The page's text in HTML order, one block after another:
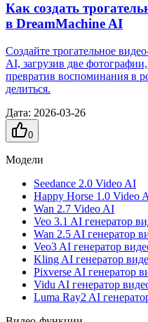
Как создать
в DreamMachine AI
Создайте трогательное
AI, загрузив две
превратив воспоминания в
делиться.
Дата: 2026-03-26
0
Модели
Seedance 2.0 Video AI
Happy Horse 1.0 Video
Wan 2.7 Video AI
Veo 3.1 AI генератор
Wan 2.5 AI генератор
Veo3 AI генератор
Kling AI генератор
Pixverse AI генератор
Vidu AI генератор
Luma Ray2 AI